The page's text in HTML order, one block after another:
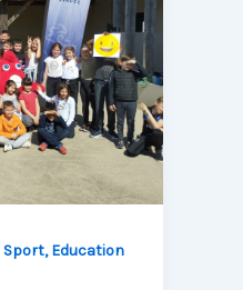
Sport, Education